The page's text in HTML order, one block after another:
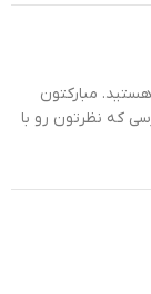
مبارکتون
که نظرتون رو با